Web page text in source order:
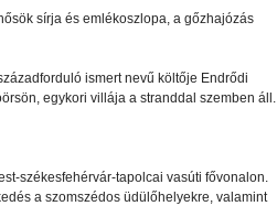
sírja és emlékoszlopa, a gőzhajózás
ismert nevű költője Endrődi
egykori villája a stranddal szemben áll.
székesfehérvár-tapolcai vasúti fővonalon.
a szomszédos üdülőhelyekre, valamint